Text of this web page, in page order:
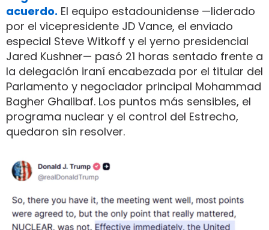
acuerdo. El equipo estadounidense —liderado
por el vicepresidente JD Vance, el enviado
especial Steve Witkoff y el yerno presidencial
Jared Kushner— pasó 21 horas sentado frente a
la delegación iraní encabezada por el titular del
Parlamento y negociador principal Mohammad
Bagher Ghalibaf. Los puntos más sensibles, el
programa nuclear y el control del Estrecho,
quedaron sin resolver.